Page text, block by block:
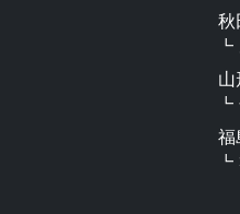
秋
福